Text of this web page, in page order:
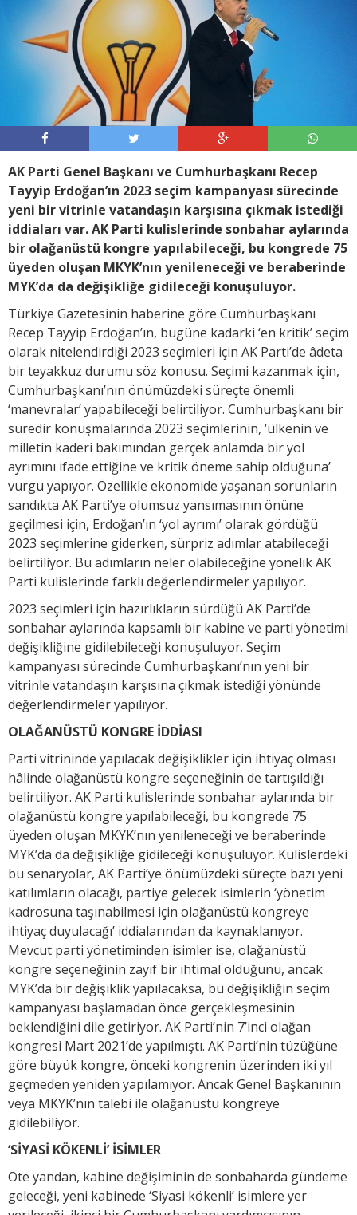
AK Parti Genel Başkanı ve Cumhurbaşkanı Recep
Tayyip Erdoğan’ın 2023 seçim kampanyası sürecinde
yeni bir vitrinle vatandaşın karşısına çıkmak istediği
iddiaları var. AK Parti kulislerinde sonbahar aylarında
bir olağanüstü kongre yapılabileceği, bu kongrede 75
üyeden oluşan MKYK’nın yenileneceği ve beraberinde
MYK’da da değişikliğe gidileceği konuşuluyor.
Türkiye Gazetesinin haberine göre Cumhurbaşkanı
Recep Tayyip Erdoğan’ın, bugüne kadarki ‘en kritik’ seçim
olarak nitelendirdiği 2023 seçimleri için AK Parti’de âdeta
bir teyakkuz durumu söz konusu. Seçimi kazanmak için,
Cumhurbaşkanı’nın önümüzdeki süreçte önemli
‘manevralar’ yapabileceği belirtiliyor. Cumhurbaşkanı bir
süredir konuşmalarında 2023 seçimlerinin, ‘ülkenin ve
milletin kaderi bakımından gerçek anlamda bir yol
ayrımını ifade ettiğine ve kritik öneme sahip olduğuna’
vurgu yapıyor. Özellikle ekonomide yaşanan sorunların
sandıkta AK Parti’ye olumsuz yansımasının önüne
geçilmesi için, Erdoğan’ın ‘yol ayrımı’ olarak gördüğü
2023 seçimlerine giderken, sürpriz adımlar atabileceği
belirtiliyor. Bu adımların neler olabileceğine yönelik AK
Parti kulislerinde farklı değerlendirmeler yapılıyor.
2023 seçimleri için hazırlıkların sürdüğü AK Parti’de
sonbahar aylarında kapsamlı bir kabine ve parti yönetimi
değişikliğine gidilebileceği konuşuluyor. Seçim
kampanyası sürecinde Cumhurbaşkanı’nın yeni bir
vitrinle vatandaşın karşısına çıkmak istediği yönünde
değerlendirmeler yapılıyor.
OLAĞANÜSTÜ KONGRE İDDİASI
Parti vitrininde yapılacak değişiklikler için ihtiyaç olması
hâlinde olağanüstü kongre seçeneğinin de tartışıldığı
belirtiliyor. AK Parti kulislerinde sonbahar aylarında bir
olağanüstü kongre yapılabileceği, bu kongrede 75
üyeden oluşan MKYK’nın yenileneceği ve beraberinde
MYK’da da değişikliğe gidileceği konuşuluyor. Kulislerdeki
bu senaryolar, AK Parti’ye önümüzdeki süreçte bazı yeni
katılımların olacağı, partiye gelecek isimlerin ‘yönetim
kadrosuna taşınabilmesi için olağanüstü kongreye
ihtiyaç duyulacağı’ iddialarından da kaynaklanıyor.
Mevcut parti yönetiminden isimler ise, olağanüstü
kongre seçeneğinin zayıf bir ihtimal olduğunu, ancak
MYK’da bir değişiklik yapılacaksa, bu değişikliğin seçim
kampanyası başlamadan önce gerçekleşmesinin
beklendiğini dile getiriyor. AK Parti’nin 7’inci olağan
kongresi Mart 2021’de yapılmıştı. AK Parti’nin tüzüğüne
göre büyük kongre, önceki kongrenin üzerinden iki yıl
geçmeden yeniden yapılamıyor. Ancak Genel Başkanının
veya MKYK’nın talebi ile olağanüstü kongreye
gidilebiliyor.
‘SİYASİ KÖKENLİ’ İSİMLER
Öte yandan, kabine değişiminin de sonbaharda gündeme
geleceği, yeni kabinede ‘Siyasi kökenli’ isimlere yer